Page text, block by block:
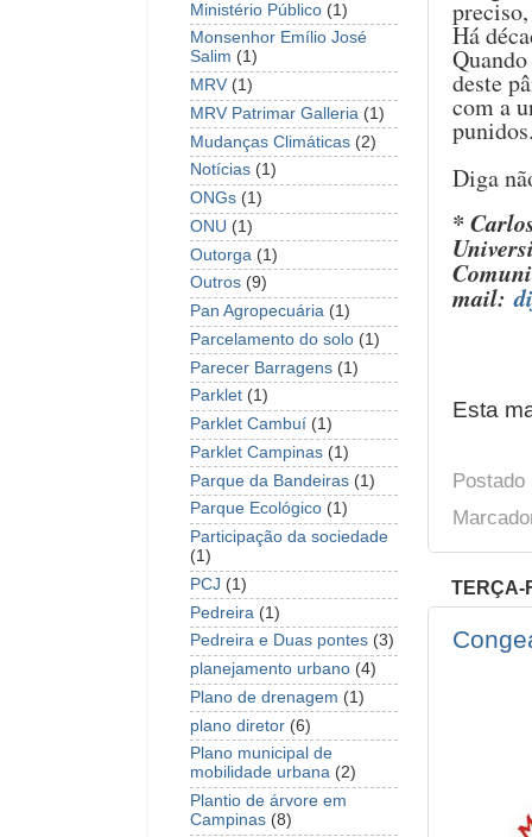
Há
deste
com a
Diga
*
mail:
Esta
TERÇA-
Ministério Público (1)
Monsenhor Emílio José
Salim (1)
MRV (1)
MRV Patrimar Galleria (1)
Mudanças Climáticas (2)
Notícias (1)
ONGs (1)
ONU (1)
Outorga (1)
Outros (9)
Pan Agropecuária (1)
Parcelamento do solo (1)
Parecer Barragens (1)
Parklet (1)
Parklet Cambuí (1)
Parklet Campinas (1)
Parque da Bandeiras (1)
Parque Ecológico (1)
Participação da sociedade
(1)
PCJ (1)
Pedreira (1)
Pedreira e Duas pontes (3)
planejamento urbano (4)
Plano de drenagem (1)
plano diretor (6)
Plano municipal de
mobilidade urbana (2)
Plantio de árvore em
Campinas (8)